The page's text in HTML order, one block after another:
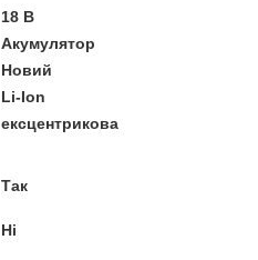
18 В
Акумулятор
Новий
Li-Ion
ексцентрикова
Так
Ні